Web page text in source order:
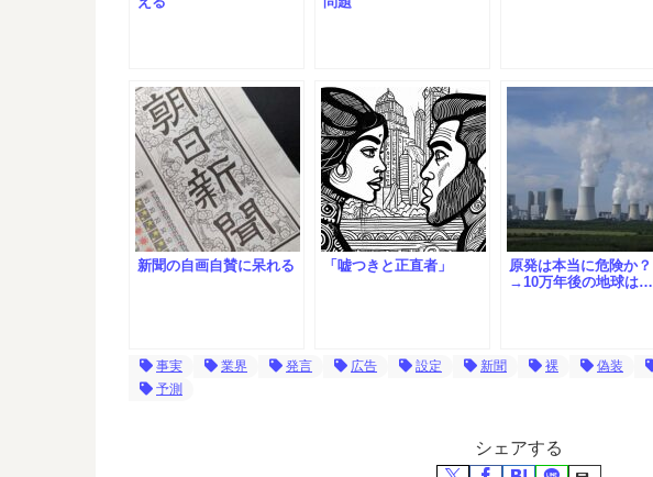
新聞の自画自賛に呆れる 「嘘つきと正直者」
原発は本当に危険か？
→10万年後の地球は…
事実 業界 発言 広告 設定 新聞 裸 偽装
予測
シェアする